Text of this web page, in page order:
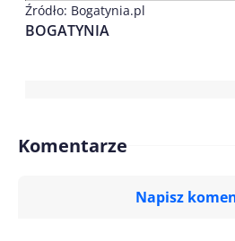
Źródło: Bogatynia.pl
BOGATYNIA
Komentarze
Napisz